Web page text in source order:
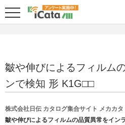
皺や伸びによるフィルム
ンで検知 形 K1G□□
株式会社日伝 カタログ集合サイト メカカタ
皺や伸びによるフィルムの品質異常をイン